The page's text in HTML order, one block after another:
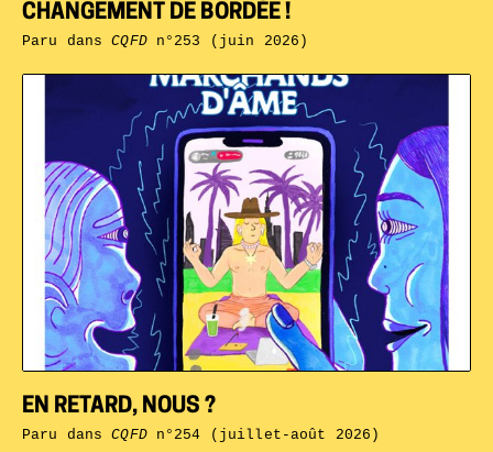
EN RETARD, NOUS ?
Paru dansCQFDn°254 (juillet-août 2026)
CHANGEMENT DE BORDÉE !
Paru dansCQFDn°253 (juin 2026)